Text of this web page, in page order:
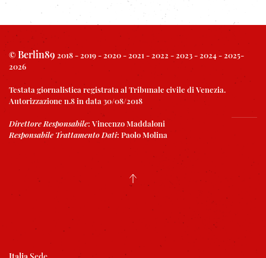
© Berlin89 2018 - 2019 - 2020 - 2021 - 2022 - 2023 - 2024 - 2025-
2026
Testata giornalistica registrata al Tribunale civile di Venezia.
Autorizzazione n.8 in data 30/08/2018
Direttore Responsabile: Vincenzo Maddaloni
Responsabile Trattamento Dati: Paolo Molina